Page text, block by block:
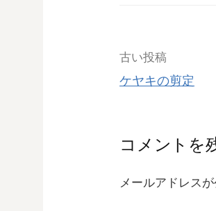
投
ナ
古い投稿
ケヤキの剪定
コメントを
メールアドレス